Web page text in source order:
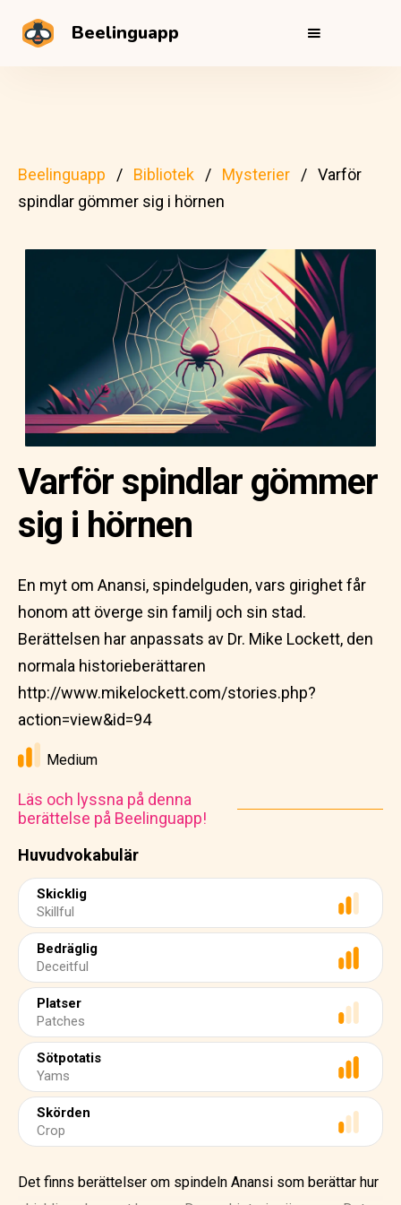
Beelinguapp
Beelinguapp Bibliotek Mysterier
Varför
spindlar gömmer sig i hörnen
Huvudvokabulär
Skicklig
Skillful
Bedräglig
Deceitful
Platser
Patches
Sötpotatis
Yams
Skörden
Crop
Varför spindlar gömmer
sig i hörnen
En myt om Anansi, spindelguden, vars girighet får
honom att överge sin familj och sin stad.
Berättelsen har anpassats av Dr. Mike Lockett, den
normala historieberättaren
http://www.mikelockett.com/stories.php?
action=view&id=94
Medium
Läs och lyssna på denna
berättelse på Beelinguapp!
Det finns berättelser om spindeln Anansi som berättar hur